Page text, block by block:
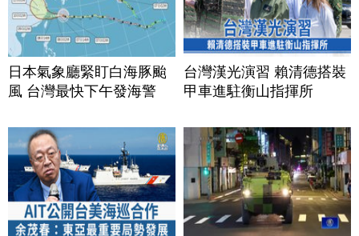
日本氣象廳緊盯白海豚颱
風 台灣最快下午發海警
台灣漢光演習 賴清德搭裝
甲車進駐衡山指揮所